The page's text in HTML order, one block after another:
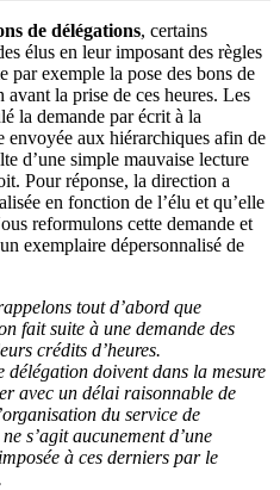
de délégations, certains
élus en leur imposant des règles
par exemple la pose des bons de
la prise de ces heures. Les
la demande par écrit à la
envoyée aux hiérarchiques afin de
d’une simple mauvaise lecture
Pour réponse, la direction a
en fonction de l’élu et qu’elle
reformulons cette demande et
exemplaire dépersonnalisé de
tout d’abord que
fait suite à une demande des
crédits d’heures.
délégation doivent dans la mesure
avec un délai raisonnable de
du service de
s’agit aucunement d’une
à ces derniers par le